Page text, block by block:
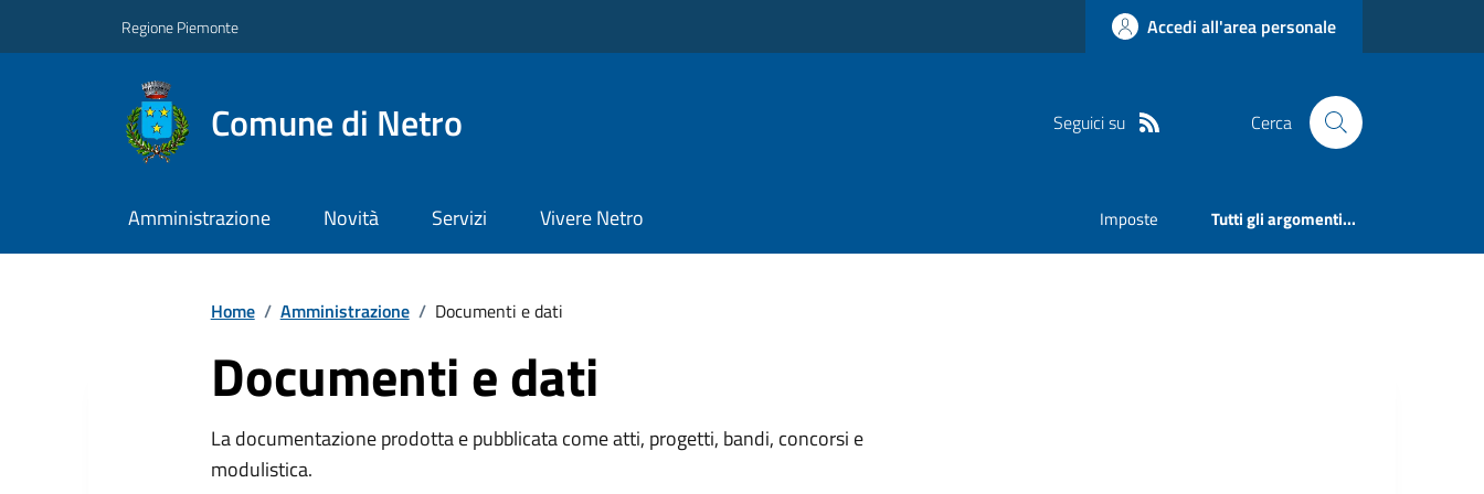
Regione Piemonte Accedi all'area personale
Comune di Netro Seguici su Cerca
Amministrazione Novità Servizi Vivere Netro Imposte Tutti gli argomenti...
Home / Amministrazione / Documenti e dati
Documenti e dati
La documentazione prodotta e pubblicata come atti, progetti, bandi, concorsi e
modulistica.